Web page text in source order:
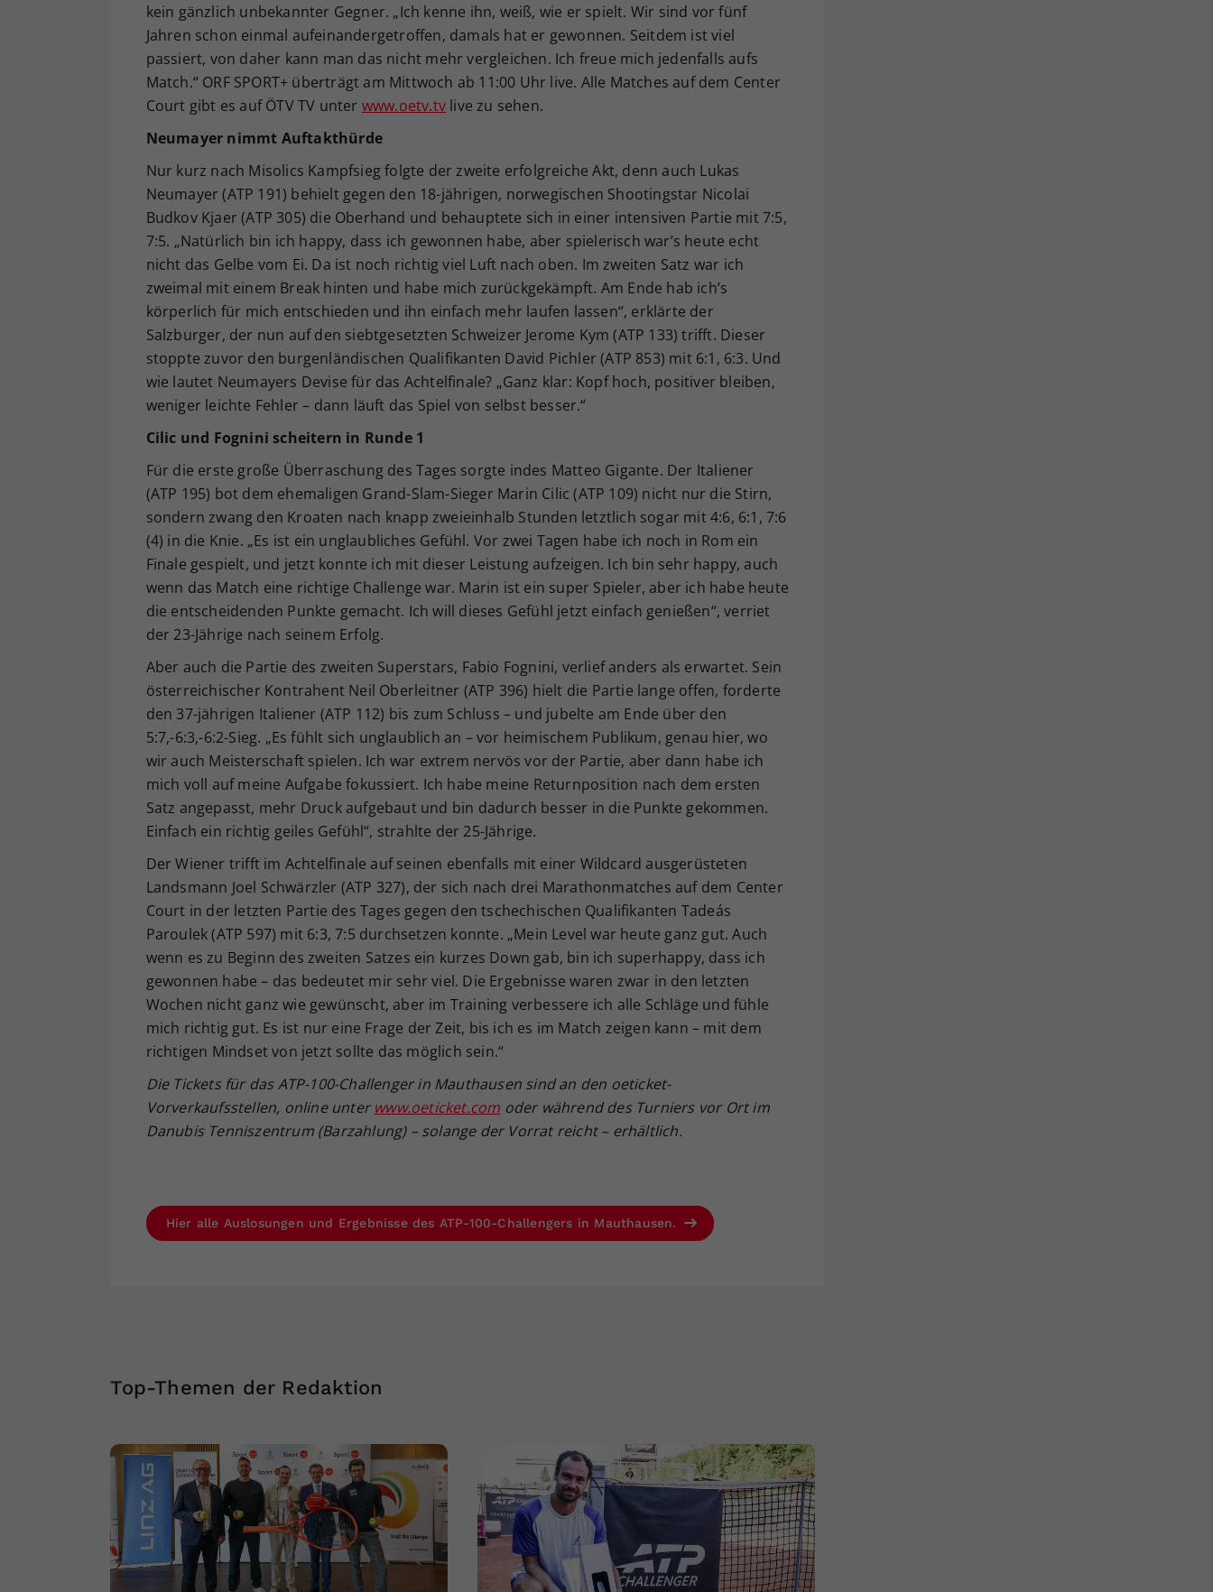
kein gänzlich unbekannter Gegner. „Ich kenne ihn, weiß, wie er spielt. Wir sind vor fünf
Jahren schon einmal aufeinandergetroffen, damals hat er gewonnen. Seitdem ist viel
passiert, von daher kann man das nicht mehr vergleichen. Ich freue mich jedenfalls aufs
Match.“ ORF SPORT+ überträgt am Mittwoch ab 11:00 Uhr live. Alle Matches auf dem Center
Court gibt es auf ÖTV TV unter www.oetv.tv live zu sehen.
Neumayer nimmt Auftakthürde
Nur kurz nach Misolics Kampfsieg folgte der zweite erfolgreiche Akt, denn auch Lukas
Neumayer (ATP 191) behielt gegen den 18-jährigen, norwegischen Shootingstar Nicolai
Budkov Kjaer (ATP 305) die Oberhand und behauptete sich in einer intensiven Partie mit 7:5,
7:5. „Natürlich bin ich happy, dass ich gewonnen habe, aber spielerisch war’s heute echt
nicht das Gelbe vom Ei. Da ist noch richtig viel Luft nach oben. Im zweiten Satz war ich
zweimal mit einem Break hinten und habe mich zurückgekämpft. Am Ende hab ich’s
körperlich für mich entschieden und ihn einfach mehr laufen lassen“, erklärte der
Salzburger, der nun auf den siebtgesetzten Schweizer Jerome Kym (ATP 133) trifft. Dieser
stoppte zuvor den burgenländischen Qualifikanten David Pichler (ATP 853) mit 6:1, 6:3. Und
wie lautet Neumayers Devise für das Achtelfinale? „Ganz klar: Kopf hoch, positiver bleiben,
weniger leichte Fehler – dann läuft das Spiel von selbst besser.“
Cilic und Fognini scheitern in Runde 1
Für die erste große Überraschung des Tages sorgte indes Matteo Gigante. Der Italiener
(ATP 195) bot dem ehemaligen Grand-Slam-Sieger Marin Cilic (ATP 109) nicht nur die Stirn,
sondern zwang den Kroaten nach knapp zweieinhalb Stunden letztlich sogar mit 4:6, 6:1, 7:6
(4) in die Knie. „Es ist ein unglaubliches Gefühl. Vor zwei Tagen habe ich noch in Rom ein
Finale gespielt, und jetzt konnte ich mit dieser Leistung aufzeigen. Ich bin sehr happy, auch
wenn das Match eine richtige Challenge war. Marin ist ein super Spieler, aber ich habe heute
die entscheidenden Punkte gemacht. Ich will dieses Gefühl jetzt einfach genießen“, verriet
der 23-Jährige nach seinem Erfolg.
Aber auch die Partie des zweiten Superstars, Fabio Fognini, verlief anders als erwartet. Sein
österreichischer Kontrahent Neil Oberleitner (ATP 396) hielt die Partie lange offen, forderte
den 37-jährigen Italiener (ATP 112) bis zum Schluss – und jubelte am Ende über den
5:7,-6:3,-6:2-Sieg. „Es fühlt sich unglaublich an – vor heimischem Publikum, genau hier, wo
wir auch Meisterschaft spielen. Ich war extrem nervös vor der Partie, aber dann habe ich
mich voll auf meine Aufgabe fokussiert. Ich habe meine Returnposition nach dem ersten
Satz angepasst, mehr Druck aufgebaut und bin dadurch besser in die Punkte gekommen.
Einfach ein richtig geiles Gefühl“, strahlte der 25-Jährige.
Der Wiener trifft im Achtelfinale auf seinen ebenfalls mit einer Wildcard ausgerüsteten
Landsmann Joel Schwärzler (ATP 327), der sich nach drei Marathonmatches auf dem Center
Court in der letzten Partie des Tages gegen den tschechischen Qualifikanten Tadeás
Paroulek (ATP 597) mit 6:3, 7:5 durchsetzen konnte. „Mein Level war heute ganz gut. Auch
wenn es zu Beginn des zweiten Satzes ein kurzes Down gab, bin ich superhappy, dass ich
gewonnen habe – das bedeutet mir sehr viel. Die Ergebnisse waren zwar in den letzten
Wochen nicht ganz wie gewünscht, aber im Training verbessere ich alle Schläge und fühle
mich richtig gut. Es ist nur eine Frage der Zeit, bis ich es im Match zeigen kann – mit dem
richtigen Mindset von jetzt sollte das möglich sein.“
Die Tickets für das ATP-100-Challenger in Mauthausen sind an den oeticket-
Vorverkaufsstellen, online unter www.oeticket.com oder während des Turniers vor Ort im
Danubis Tenniszentrum (Barzahlung) – solange der Vorrat reicht – erhältlich.
Hier alle Auslosungen und Ergebnisse des ATP-100-Challengers in Mauthausen.
Top-Themen der Redaktion